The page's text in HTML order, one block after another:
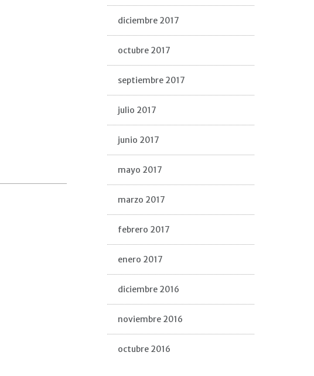
diciembre 2017
octubre 2017
septiembre 2017
julio 2017
junio 2017
mayo 2017
marzo 2017
febrero 2017
enero 2017
diciembre 2016
noviembre 2016
octubre 2016